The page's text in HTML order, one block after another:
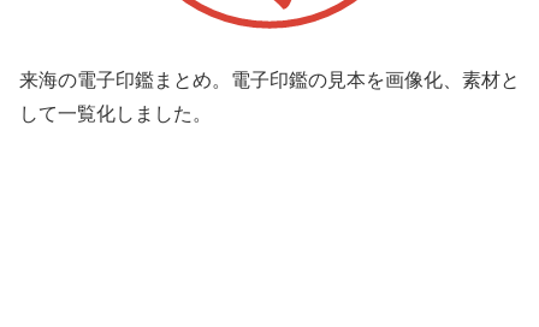
来海の電子印鑑まとめ。電子印鑑の見本を画像化、素材と
して一覧化しました。